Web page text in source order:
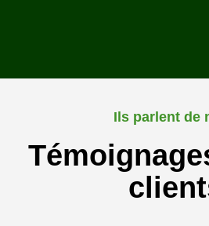
Ils parlent de